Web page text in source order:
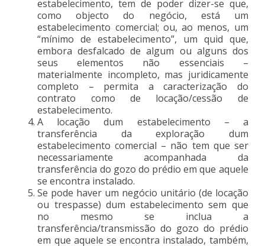
estabelecimento, tem de poder dizer-se que,
como objecto do negócio, está um
estabelecimento comercial; ou, ao menos, um
“mínimo de estabelecimento”, um quid que,
embora desfalcado de algum ou alguns dos
seus elementos não essenciais –
materialmente incompleto, mas juridicamente
completo – permita a caracterização do
contrato como de locação/cessão de
estabelecimento.
A locação dum estabelecimento – a
transferência da exploração dum
estabelecimento comercial – não tem que ser
necessariamente acompanhada da
transferência do gozo do prédio em que aquele
se encontra instalado.
Se pode haver um negócio unitário (de locação
ou trespasse) dum estabelecimento sem que
no mesmo se inclua a
transferência/transmissão do gozo do prédio
em que aquele se encontra instalado, também,